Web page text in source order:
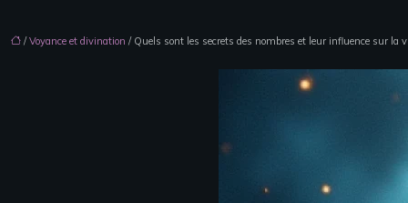
/Voyance et divination / Quels sont les secrets des nombres et leur influence sur la